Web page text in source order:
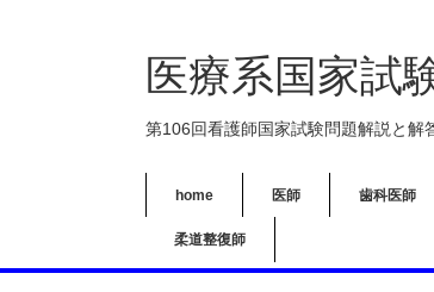
医療系国家試
第106回看護師国家試験問題解説と
home 医師 歯科医師
柔道整復師